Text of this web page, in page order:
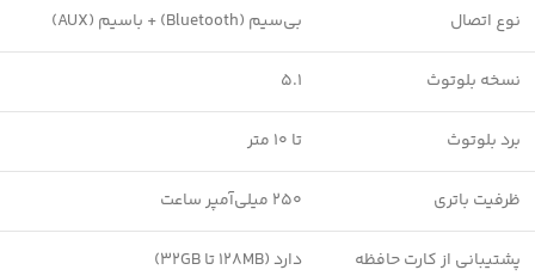
نوع اتصال بی‌سیم (Bluetooth) + باسیم (AUX)
نسخه بلوتوث 5.1
برد بلوتوث تا 10 متر
ظرفیت باتری 250 میلی‌آمپر ساعت
پشتیبانی از کارت حافظه دارد (128MB تا 32GB)